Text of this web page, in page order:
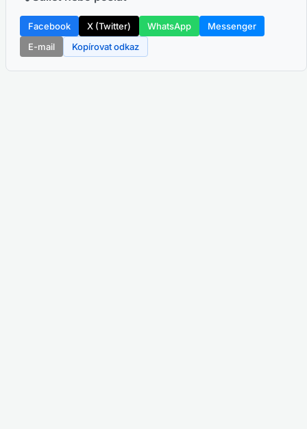
Facebook X (Twitter) WhatsApp
Messenger
E-mail
Kopírovat odkaz